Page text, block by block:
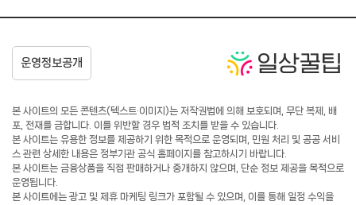
본 사이트의 모든 콘텐츠(텍스트·이미지)는 저작권법에 의해 보호되며, 무단 복제, 배
포, 전재를 금합니다. 이를 위반할 경우 법적 조치를 받을 수 있습니다.
본 사이트는 유용한 정보를 제공하기 위한 목적으로 운영되며, 민원 처리 및 공공 서비
스 관련 상세한 내용은 정부기관 공식 홈페이지를 참고하시기 바랍니다.
본 사이트는 금융상품을 직접 판매하거나 중개하지 않으며, 단순 정보 제공을 목적으로
운영됩니다.
본 사이트에는 광고 및 제휴 마케팅 링크가 포함될 수 있으며, 이를 통해 일정 수익을